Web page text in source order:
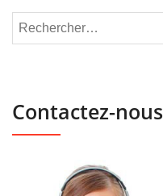
Contactez-nous